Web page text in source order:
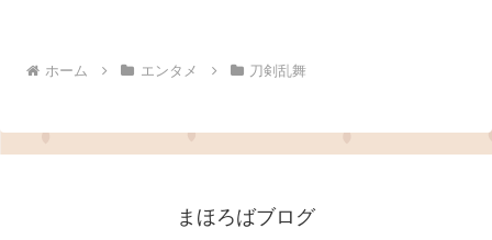
ホーム エンタメ 刀剣乱舞
まほろばブログ